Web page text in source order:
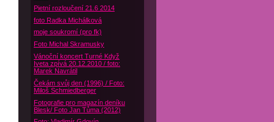
Pietní rozloučení 21.6 2014
foto Radka Michálková
moje soukromí (pro fk)
Foto Michal Skramusky
Vánoční koncert Turné Když
Iveta zpívá 20.12.2010 / foto:
Marek Navrátil
Čekám svůj den (1996) / Foto:
Miloš Schmiedberger
Fotografie pro magazín deníku
Blesk/ Foto Jan Tůma (2012)